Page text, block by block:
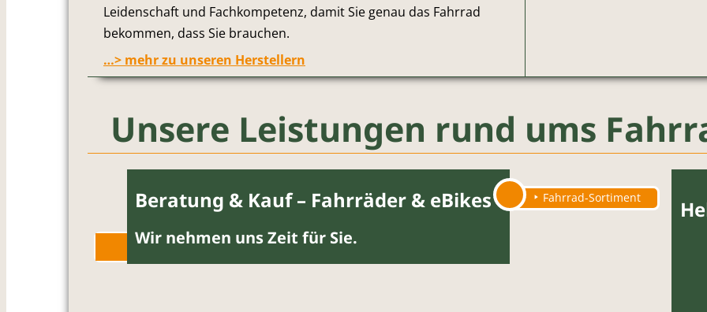
Leidenschaft und Fachkompetenz, damit Sie genau das Fahrrad
bekommen, dass Sie brauchen.
…> mehr zu unseren Herstellern
Unsere Leistungen rund ums
Beratung & Kauf – Fahrräder & eBikes
Wir nehmen uns Zeit für Sie.
Fahrrad-Sortiment
Beratungstermin buchen